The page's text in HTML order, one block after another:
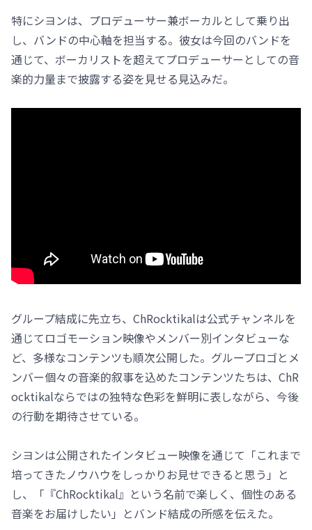
特にシヨンは、プロデューサー兼ボーカルとして乗り出
し、バンドの中心軸を担当する。彼女は今回のバンドを
通じて、ボーカリストを超えてプロデューサーとしての音
楽的力量まで披露する姿を見せる見込みだ。
グループ結成に先立ち、ChRocktikalは公式チャンネルを
通じてロゴモーション映像やメンバー別インタビューな
ど、多様なコンテンツも順次公開した。グループロゴとメ
ンバー個々の音楽的叙事を込めたコンテンツたちは、ChR
ocktikalならではの独特な色彩を鮮明に表しながら、今後
の行動を期待させている。
シヨンは公開されたインタビュー映像を通じて「これまで
培ってきたノウハウをしっかりお見せできると思う」と
し、「『ChRocktikal』という名前で楽しく、個性のある
音楽をお届けしたい」とバンド結成の所感を伝えた。